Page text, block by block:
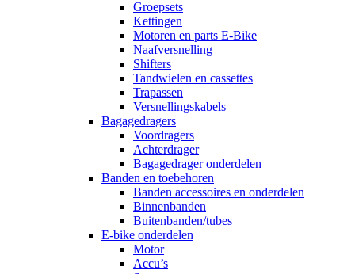
Groepsets
Kettingen
Motoren en parts E-Bike
Naafversnelling
Shifters
Tandwielen en cassettes
Trapassen
Versnellingskabels
Bagagedragers
Voordragers
Achterdrager
Bagagedrager onderdelen
Banden en toebehoren
Banden accessoires en onderdelen
Binnenbanden
Buitenbanden/tubes
E-bike onderdelen
Motor
Accu’s